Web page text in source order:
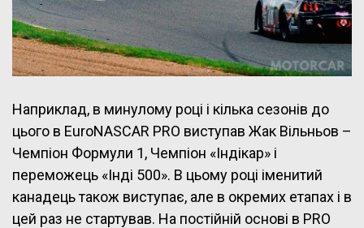
Наприклад, в минулому році і кілька сезонів до
цього в EuroNASCAR PRO виступав Жак Вільньов –
Чемпіон Формули 1, Чемпіон «Індікар» і
переможець «Інді 500». В цьому році іменитий
канадець також виступає, але в окремих етапах і в
цей раз не стартував. На постійній основі в PRO